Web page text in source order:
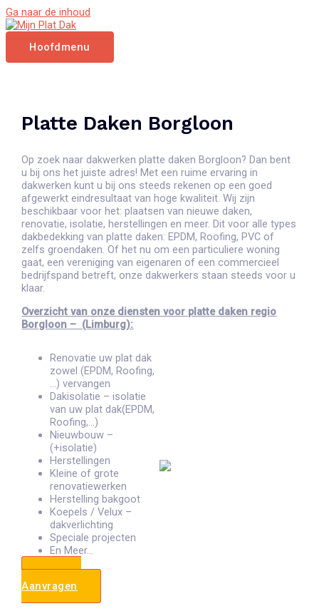
Ga naar de inhoud
Hoofdmenu
Platte Daken Borgloon
Op zoek naar dakwerken platte daken Borgloon? Dan bent
u bij ons het juiste adres! Met een ruime ervaring in
dakwerken kunt u bij ons steeds rekenen op een goed
afgewerkt eindresultaat van hoge kwaliteit. Wij zijn
beschikbaar voor het: plaatsen van nieuwe daken,
renovatie, isolatie, herstellingen en meer. Dit voor alle types
dakbedekking van platte daken: EPDM, Roofing, PVC of
zelfs groendaken. Of het nu om een particuliere woning
gaat, een vereniging van eigenaren of een commercieel
bedrijfspand betreft, onze dakwerkers staan steeds voor u
klaar.
Overzicht van onze diensten voor platte daken regio
Borgloon – (Limburg):
Renovatie uw plat dak
zowel (EPDM, Roofing,
…) vervangen
Dakisolatie – isolatie
van uw plat dak(EPDM,
Roofing,…)
Nieuwbouw –
(+isolatie)
Herstellingen
Kleine of grote
renovatiewerken
Herstelling bakgoot
Koepels / Velux –
dakverlichting
Speciale projecten
En Meer…
Offerte
Aanvragen